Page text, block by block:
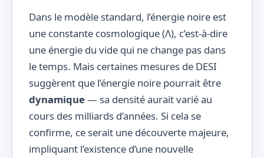
Dans le modèle standard, l’énergie noire est
une constante cosmologique (Λ), c’est-à-dire
une énergie du vide qui ne change pas dans
le temps. Mais certaines mesures de DESI
suggèrent que l’énergie noire pourrait être
dynamique— sa densité aurait varié au
cours des milliards d’années. Si cela se
confirme, ce serait une découverte majeure,
impliquant l’existence d’une nouvelle